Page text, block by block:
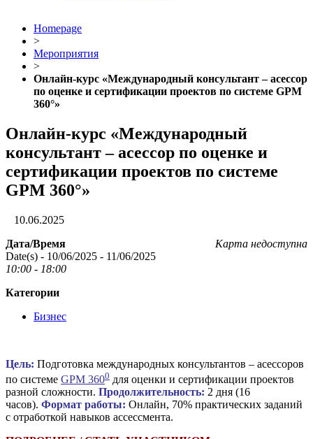
Homepage
>
Мероприятия
>
Онлайн-курс «Международный консультант – асессор
по оценке и сертификации проектов по системе GPM
360°»
Онлайн-курс «Международный
консультант – асессор по оценке и
сертификации проектов по системе
GPM 360°»
10.06.2025
Карта недоступна
Дата/Время
Date(s) - 10/06/2025 - 11/06/2025
10:00 - 18:00
Категории
Бизнес
Цель: Подготовка международных консультантов – асессоров
по системе GPM 3600 для оценки и сертификации проектов
разной сложности. Продолжительность: 2 дня (16
часов). Формат работы: Онлайн, 70% практических заданий
с отработкой навыков ассессмента.